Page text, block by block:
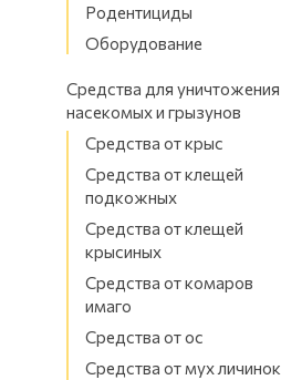
Родентициды
Оборудование
Средства для уничтожения
насекомых и грызунов
Средства от крыс
Средства от клещей
подкожных
Средства от клещей
крысиных
Средства от комаров
имаго
Средства от ос
Средства от мух личинок